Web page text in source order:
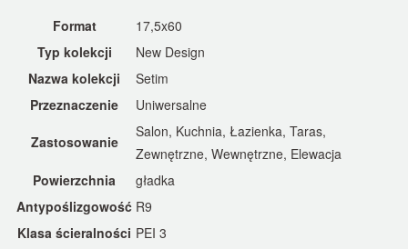
Format
17,5x60
Typ kolekcji
New Design
Nazwa kolekcji
Setim
Przeznaczenie
Uniwersalne
Zastosowanie
Salon, Kuchnia, Łazienka, Taras,
Zewnętrzne, Wewnętrzne, Elewacja
Powierzchnia
gładka
Antypoślizgowość R9
Klasa ścieralności PEI 3